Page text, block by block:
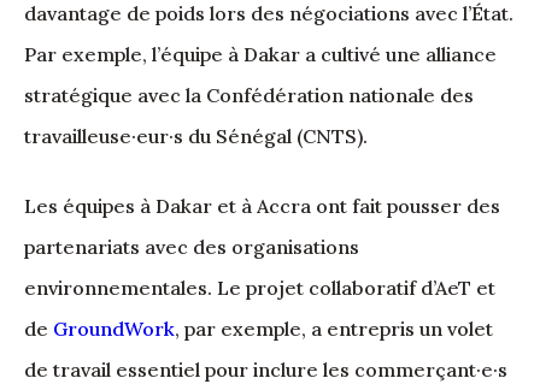
davantage de poids lors des négociations avec l’État.
Par exemple, l’équipe à Dakar a cultivé une alliance
stratégique avec la Confédération nationale des
travailleuse·eur·s du Sénégal (CNTS).
Les équipes à Dakar et à Accra ont fait pousser des
partenariats avec des organisations
environnementales. Le projet collaboratif d’AeT et
de GroundWork, par exemple, a entrepris un volet
de travail essentiel pour inclure les commerçant·e·s